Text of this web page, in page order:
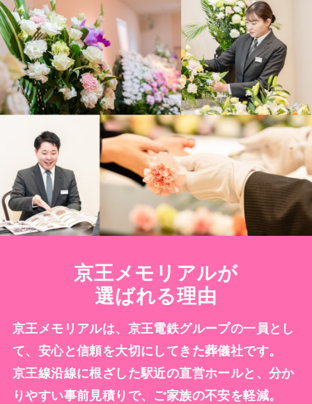
京王メモリアルが
選ばれる理由
京王メモリアルは、京王電鉄グループの一員とし
て、安心と信頼を大切にしてきた葬儀社です。
京王線沿線に根ざした駅近の直営ホールと、分か
りやすい事前見積りで、ご家族の不安を軽減。